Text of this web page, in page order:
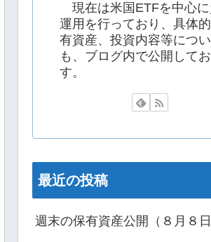
現在は米国ETFを中心に
運用を行っており、具体
有資産、投資内容等につ
も、ブログ内で公開して
す。
最近の投稿
週末の保有資産公開（８月８日